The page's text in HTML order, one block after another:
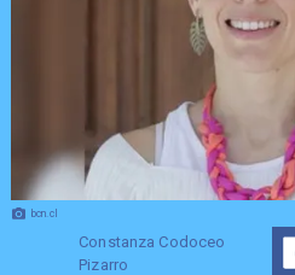
bcn.cl
Constanza Codoceo
Pizarro